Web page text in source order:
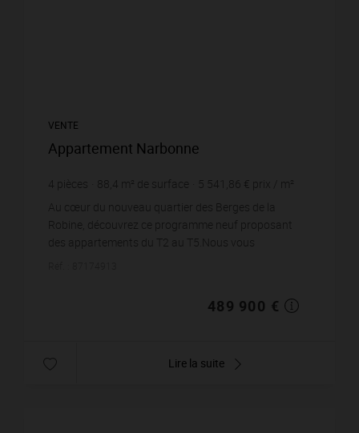
VENTE
Appartement Narbonne
4 pièces 88,4 m² de surface 5 541,86 € prix / m²
Au cœur du nouveau quartier des Berges de la
Robine, découvrez ce programme neuf proposant
des appartements du T2 au T5.Nous vous
489 900 €
Lire la suite